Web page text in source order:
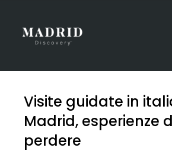
Visite guidate in
Madrid, esperienze
perdere